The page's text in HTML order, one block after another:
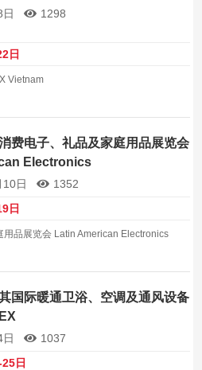
1298
日
Vietnam
费电子、礼品及家庭用品展览会
Electronics
日
1352
日
品展览会 Latin American Electronics
国际暖通卫浴、空调及通风设备
1037
日